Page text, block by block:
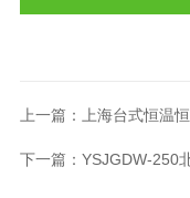
上一篇： 上海台式恒温
下一篇： YSJGDW-250